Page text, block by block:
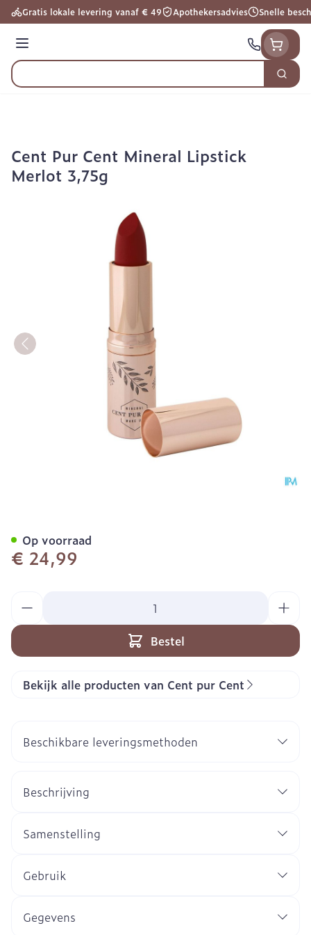
Ga naar de inhoud
Gratis lokale levering vanaf € 49 Apothekersadvies Snelle
Menu
Product, merk, categorie...
Zoek
Cent Pur Cent Mineral Lipstick
Merlot 3,75g
€ 24,99
Bestel
Op voorraad
Bekijk alle producten van Cent pur Cent
Beschikbare leveringsmethoden
Beschrijving
Samenstelling
Gebruik
Gegevens